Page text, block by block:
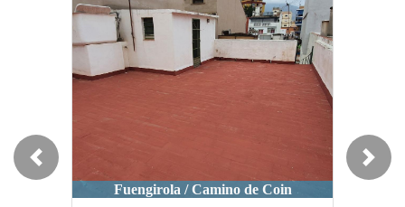
Fuengirola / Camino de Coin
Previous Next